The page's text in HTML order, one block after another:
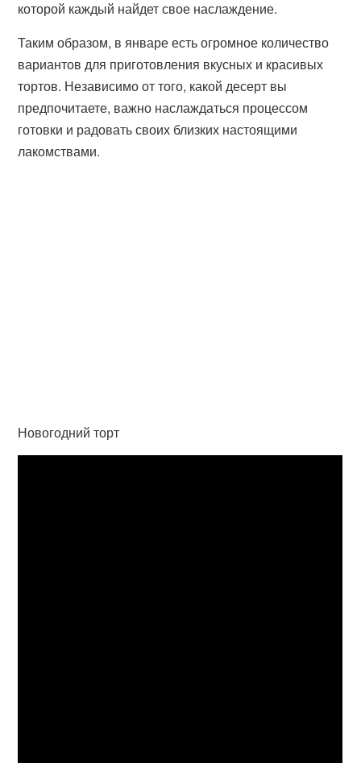
которой каждый найдет свое наслаждение.
Таким образом, в январе есть огромное количество
вариантов для приготовления вкусных и красивых
тортов. Независимо от того, какой десерт вы
предпочитаете, важно наслаждаться процессом
готовки и радовать своих близких настоящими
лакомствами.
Новогодний торт